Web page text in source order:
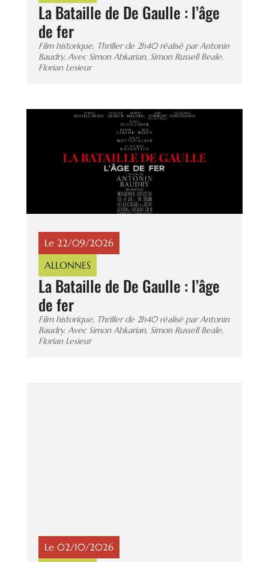
La Bataille de De Gaulle : l’âge
de fer
Film historique, Thriller de 2h40 réalisé par Antonin
Baudry. Avec Simon Abkarian, Simon Russell Beale,
Florian Lesieur
Le 22/09/2026
ALLONNES
La Bataille de De Gaulle : l’âge
de fer
Film historique, Thriller de 2h40 réalisé par Antonin
Baudry. Avec Simon Abkarian, Simon Russell Beale,
Florian Lesieur
Le 02/10/2026